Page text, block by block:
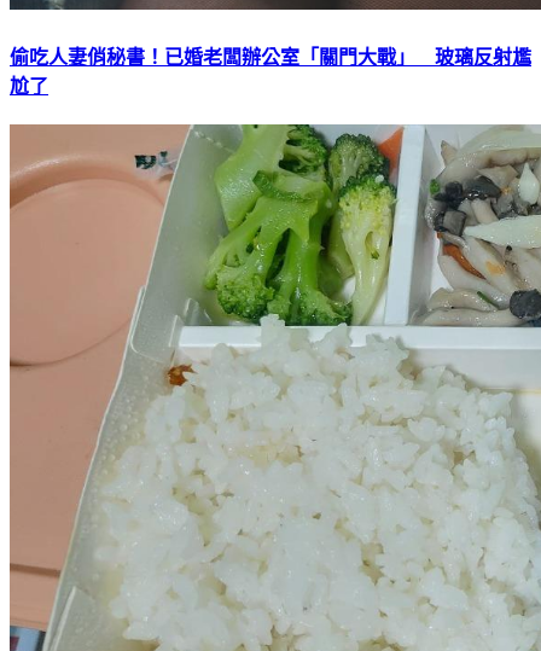
尬了